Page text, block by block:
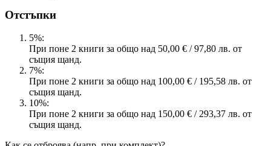
Отстъпки
5%:
При поне 2 книги за общо над 50,00 € / 97,80 лв. от
същия щанд.
7%:
При поне 2 книги за общо над 100,00 € / 195,58 лв. от
същия щанд.
10%:
При поне 2 книги за общо над 150,00 € / 293,37 лв. от
същия щанд.